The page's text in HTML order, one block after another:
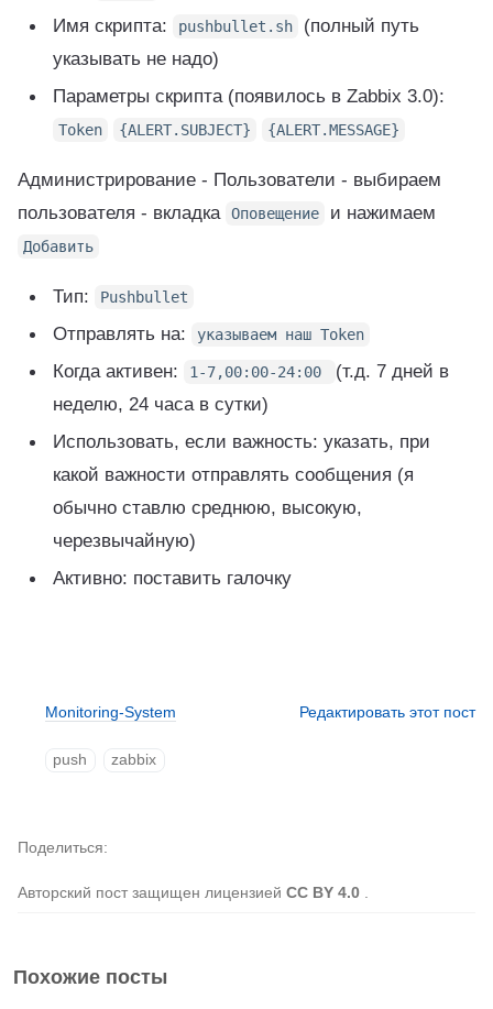
Имя скрипта: pushbullet.sh
(полный путь
указывать не надо)
Параметры скрипта (появилось в Zabbix 3.0):
Token {ALERT.SUBJECT} {ALERT.MESSAGE}
Администрирование - Пользователи - выбираем
пользователя - вкладка
Оповещение и нажимаем
Добавить
Тип: Pushbullet
Отправлять на: указываем наш Token
Когда активен: 1-7,00:00-24:00
(т.д. 7 дней в
неделю, 24 часа в сутки)
Использовать, если важность: указать, при
какой важности отправлять сообщения (я
обычно ставлю среднюю, высокую,
черезвычайную)
Активно: поставить галочку
Monitoring-System Редактировать этот пост
push zabbix
Авторский пост защищен лицензией CC BY 4.0
Поделиться
Похожие посты